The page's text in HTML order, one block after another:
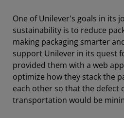
One of Unilever's goals in its
sustainability is to reduce
making packaging smarter
support Unilever in its quest
provided them with a web
optimize how they stack the
each other so that the defect
transportation would be